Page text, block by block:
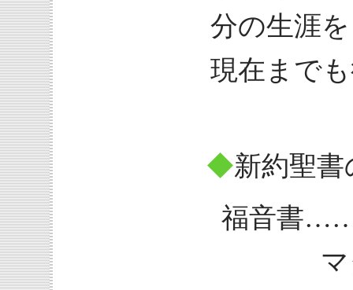
分の生涯
現在まで
◆新約聖
福音書
マタイ